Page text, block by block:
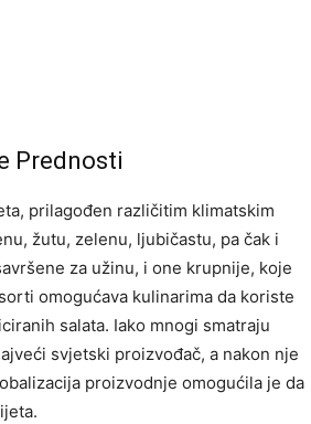
Prednosti
prilagođen različitim klimatskim
žutu, zelenu, ljubičastu, pa čak i
za užinu, i one krupnije, koje
omogućava kulinarima da koriste
salata. Iako mnogi smatraju
svjetski proizvođač, a nakon nje
proizvodnje omogućila je da